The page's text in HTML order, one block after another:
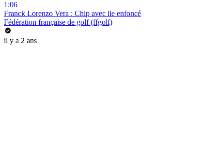
1:06
Franck Lorenzo Vera : Chip avec lie enfoncé
Fédération française de golf (ffgolf)
il y a 2 ans